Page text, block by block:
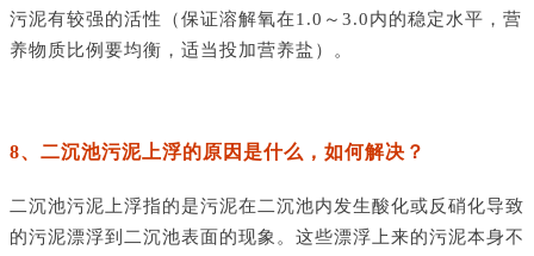
污泥有较强的活性（保证溶解氧在1.0～3.0内的稳定水平，营
养物质比例要均衡，适当投加营养盐）。
8、二沉池污泥上浮的原因是什么，如何解决？
二沉池污泥上浮指的是污泥在二沉池内发生酸化或反硝化导致
的污泥漂浮到二沉池表面的现象。这些漂浮上来的污泥本身不